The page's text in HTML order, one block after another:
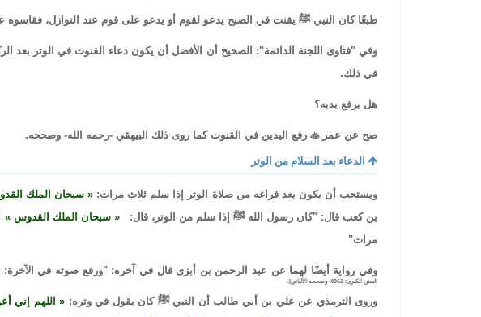
طبعًا كان النبي ﷺ يقنت في الصبح يدعو لقوم أو يدعو على قوم عند النوازل، فقاسوه
وفي "فتاوى اللجنة الدائمة": الصحيح أن الأفضل أن يكون دعاء القنوت في الوتر بعد
في ذلك.
هل يرفع يديه؟
صح عن عمر رفع اليدين في القنوت كما روى ذلك البيهقي -رحمه الله- وصححه.
الدعاء بعد السلام من الوتر
ويستحب أن يكون بعد فراغه من صلاة الوتر إذا سلم ثلاث مرات: سبحان الملك
بن كعب قال: "كان رسول الله ﷺ إذا سلم من الوتر، قال:
سبحان الملك القدوس
مرات"
وفي رواية أيضًا لهما عن عبد الرحمن بن أبزى قال في آخره: "ورفع صوته في الآخرة:
السنن الكبرى: 4862، وصححه الألباني].
وروى الترمذي عن علي بن أبي طالب أن النبي ﷺ كان يقول في وتره:
اللهم إني